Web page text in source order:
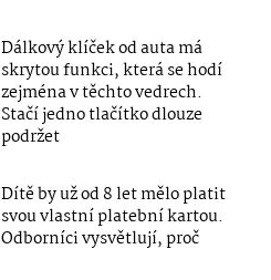
Dálkový klíček od auta má
skrytou funkci, která se hodí
zejména v těchto vedrech.
Stačí jedno tlačítko dlouze
podržet
Dítě by už od 8 let mělo platit
svou vlastní platební kartou.
Odborníci vysvětlují, proč